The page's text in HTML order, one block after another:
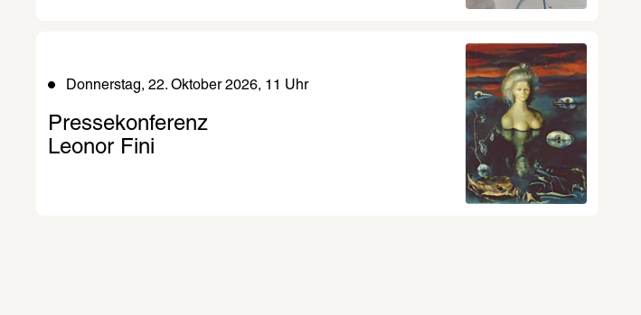
Donnerstag, 22. Oktober 2026, 11 Uhr
Pressekonferenz
Leonor Fini